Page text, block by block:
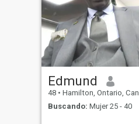
Edmund
48 • Hamilton, Ontario, Canadá
Buscando: Mujer 25 - 40